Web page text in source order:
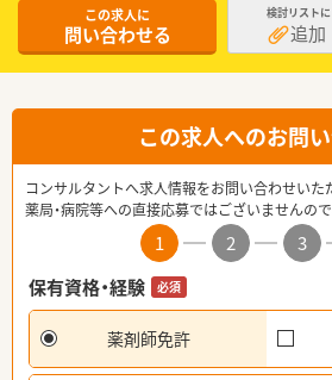
この求人に
問い合わせる
検討リストに
追加
この求人へのお問
コンサルタントへ求人情報をお問い合わせいた
薬局・病院等への直接応募ではございませんので
1 2 3
保有資格・経験
必須
薬剤師免許